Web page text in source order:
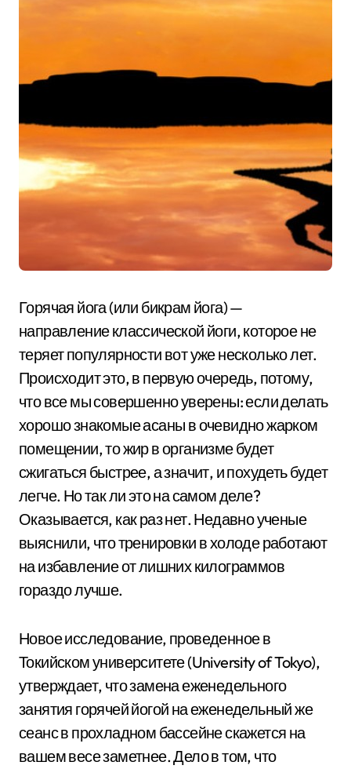
Горячая йога (или бикрам йога) —
направление классической йоги, которое не
теряет популярности вот уже несколько лет.
Происходит это, в первую очередь, потому,
что все мы совершенно уверены: если делать
хорошо знакомые асаны в очевидно жарком
помещении, то жир в организме будет
сжигаться быстрее, а значит, и похудеть будет
легче. Но так ли это на самом деле?
Оказывается, как раз нет. Недавно ученые
выяснили, что тренировки в холоде работают
на избавление от лишних килограммов
гораздо лучше.
Новое исследование, проведенное в
Токийском университете (University of Tokyo),
утверждает, что замена еженедельного
занятия горячей йогой на еженедельный же
сеанс в прохладном бассейне скажется на
вашем весе заметнее. Дело в том, что